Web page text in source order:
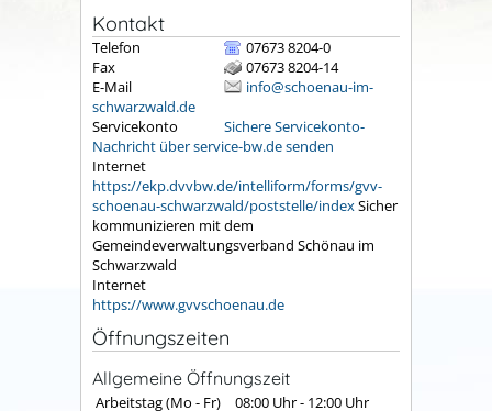
Kontakt
Telefon
07673 8204-0
Fax
07673 8204-14
E-Mail
info@schoenau-im-
schwarzwald.de
Servicekonto
Sichere Servicekonto-
Nachricht über service-bw.de senden
Internet
https://ekp.dvvbw.de/intelliform/forms/gvv-
schoenau-schwarzwald/poststelle/indexSicher
kommunizieren mit dem
Gemeindeverwaltungsverband Schönau im
Schwarzwald
Internet
https://www.gvvschoenau.de
Öffnungszeiten
Allgemeine Öffnungszeit
Arbeitstag (Mo - Fr) 08:00 Uhr- 12:00 Uhr